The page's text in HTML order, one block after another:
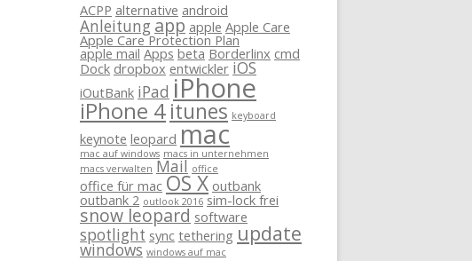
ACPP alternative android
Anleitung app apple Apple Care
Apple Care Protection Plan
apple mail Apps beta Borderlinx cmd
Dock dropbox entwickler iOS
iOutBank iPad iPhone
iPhone 4itunes keyboard
keynote leopard mac
mac auf windows macs in unternehmen
macs verwalten Mail office
office für mac OS X outbank
outbank 2 outlook 2016 sim-lock frei
snow leopard software
spotlight sync tethering update
windows windows auf mac